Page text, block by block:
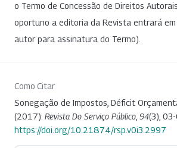
o Termo de Concessão de Direitos
oportuno a editoria da Revista entrará
autor para assinatura do Termo).
Como Citar
Sonegação de Impostos, Déficit
(2017). Revista Do Serviço Público 94(3), 03-
https://doi.org/10.21874/rsp.v0i3.2997